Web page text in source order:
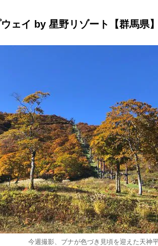
ェイ by 星野リゾート【群馬県】
今週撮影、ブナが色づき見頃を迎えた天神